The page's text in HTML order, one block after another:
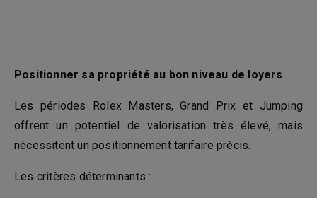
Positionner sa propriété au bon niveau de loyers
Les périodes Rolex Masters, Grand Prix et Jumping
offrent un potentiel de valorisation très élevé, mais
nécessitent un positionnement tarifaire précis.
Les critères déterminants :